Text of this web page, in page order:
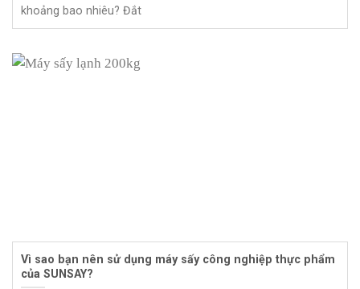
khoảng bao nhiêu? Đắt
Vì sao bạn nên sử dụng máy sấy công nghiệp thực phẩm
của SUNSAY?